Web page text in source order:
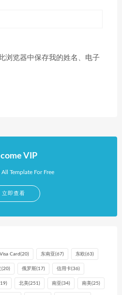
浏览器中保存我的姓名、电子
VIP
Template For Free
立即查看
Visa Card (20) 东南亚(67) 东欧(63)
(20) 俄罗斯(17) 信用卡(36)
北美(251) 南亚(34) 南美(25)